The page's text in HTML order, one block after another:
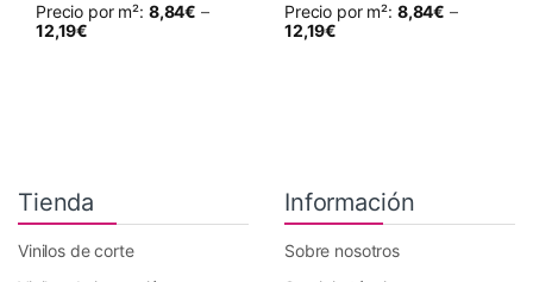
Precio por m²: 8,84€ –
12,19€
Este producto tiene múltiples variantes. Las opciones se
Precio por m²: 8,84€ –
12,19€
Este producto tiene múltiples
Tienda
Vinilos de corte
Información
Sobre nosotros